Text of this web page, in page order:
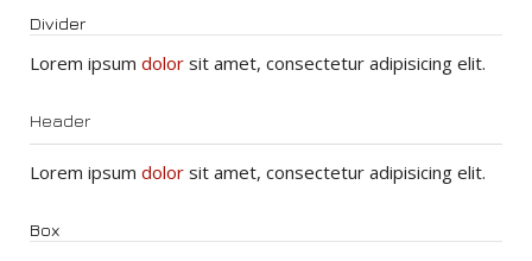
Divider
Lorem ipsum dolor sit amet, consectetur adipisicing elit.
Header
Lorem ipsum dolor sit amet, consectetur adipisicing elit.
Box